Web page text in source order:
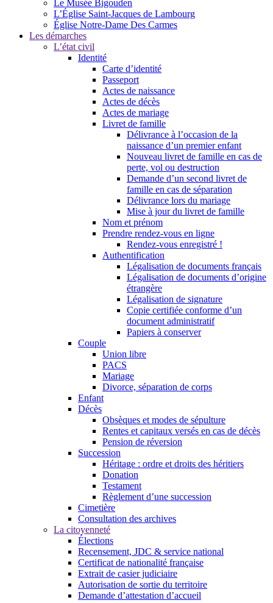
Le Musée Bigouden
L’Église Saint-Jacques de Lambourg
Église Notre-Dame Des Carmes
Les démarches
L’état civil
Identité
Carte d’identité
Passeport
Actes de naissance
Actes de décès
Actes de mariage
Livret de famille
Délivrance à l’occasion de la
naissance d’un premier enfant
Nouveau livret de famille en cas de
perte, vol ou destruction
Demande d’un second livret de
famille en cas de séparation
Délivrance lors du mariage
Mise à jour du livret de famille
Nom et prénom
Prendre rendez-vous en ligne
Rendez-vous enregistré !
Authentification
Légalisation de documents français
Légalisation de documents d’origine
étrangère
Légalisation de signature
Copie certifiée conforme d’un
document administratif
Papiers à conserver
Couple
Union libre
PACS
Mariage
Divorce, séparation de corps
Enfant
Décès
Obsèques et modes de sépulture
Rentes et capitaux versés en cas de décès
Pension de réversion
Succession
Héritage : ordre et droits des héritiers
Donation
Testament
Règlement d’une succession
Cimetière
Consultation des archives
La citoyenneté
Élections
Recensement, JDC & service national
Certificat de nationalité française
Extrait de casier judiciaire
Autorisation de sortie du territoire
Demande d’attestation d’accueil